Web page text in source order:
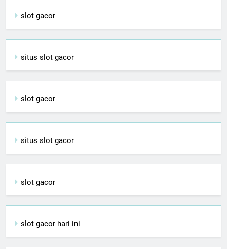
slot gacor
situs slot gacor
slot gacor
situs slot gacor
slot gacor
slot gacor hari ini